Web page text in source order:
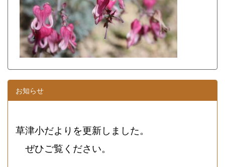
お知らせ
草津小だよりを更新しました。
ぜひご覧ください。